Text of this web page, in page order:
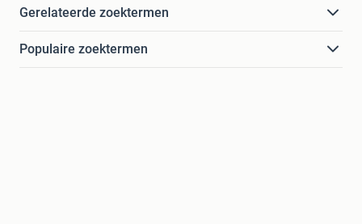
Gerelateerde zoektermen
Populaire zoektermen